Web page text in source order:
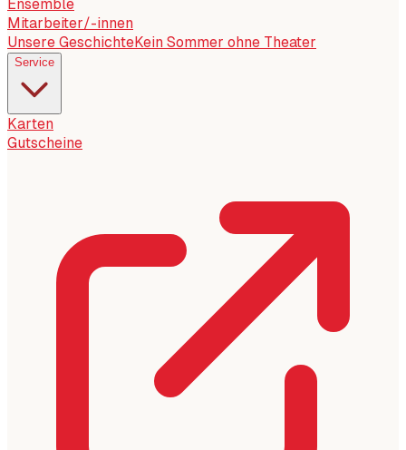
Ensemble
Mitarbeiter/-innen
Unsere GeschichteKein Sommer ohne Theater
Service
Karten
Gutscheine